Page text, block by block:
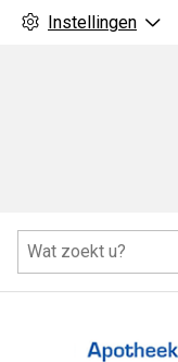
Instellingen